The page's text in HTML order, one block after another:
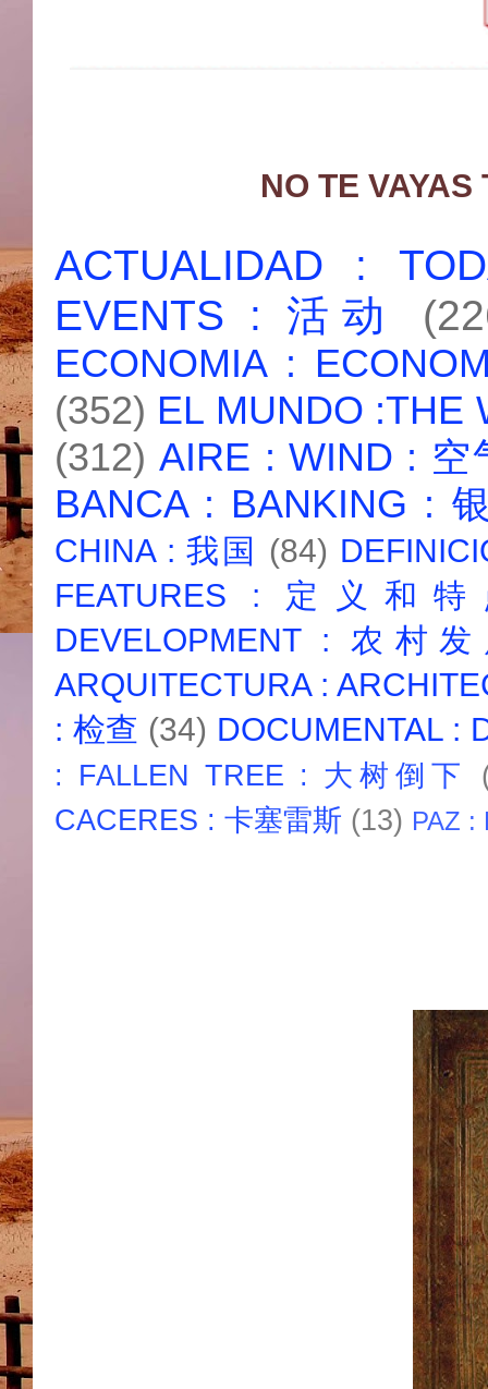
NO TE
ACTUALIDAD :
EVENTS : 活动
ECONOMIA :
(352) EL MUNDO :THE
(312) AIRE : WIND : 空
BANCA : BANKING :
CHINA : 我国 (84)
FEATURES : 定义和
DEVELOPMENT : 农村
ARQUITECTURA :
: 检查 (34) DOCUMENTAL :
: FALLEN TREE : 大树倒下
CACERES : 卡塞雷斯 (13) PAZ :